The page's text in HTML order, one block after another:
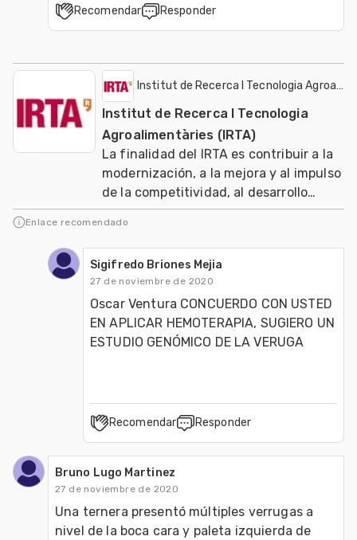
Recomendar Responder
Institut de Recerca I Tecnologia
Institut de Recerca I Tecnologia
Agroalimentàries (IRTA)
La finalidad del IRTA es contribuir a la
modernización, a la mejora y al impulso
de la competitividad, al desarrollo
sostenible de los sectores agrario, ali
Enlace recomendado
Sigifredo Briones Mejia
27 de noviembre de 2020
Oscar Ventura CONCUERDO CON USTED
EN APLICAR HEMOTERAPIA, SUGIERO UN
ESTUDIO GENÓMICO DE LA VERUGA
Recomendar Responder
Bruno Lugo Martinez
27 de noviembre de 2020
Una ternera presentó múltiples verrugas a
nivel de la boca cara y paleta izquierda de